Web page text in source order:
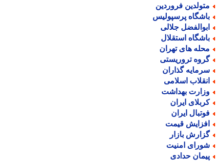
فروردین
پرسپولیس
جلالی
استقلال
های تهران
تروریستی
گذاران
اسلامی
بهداشت
ایران
ایران
قیمت
بازار
امنیت
حدادی